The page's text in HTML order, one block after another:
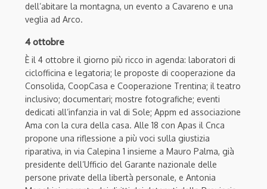
dell’abitare la montagna, un evento a Cavareno e una
veglia ad Arco.
4 ottobre
È il 4 ottobre il giorno più ricco in agenda: laboratori di
ciclofficina e legatoria; le proposte di cooperazione da
Consolida, CoopCasa e Cooperazione Trentina; il teatro
inclusivo; documentari; mostre fotografiche; eventi
dedicati all’infanzia in val di Sole; Appm ed associazione
Ama con la cura della casa. Alle 18 con Apas il Cnca
propone una riflessione a più voci sulla giustizia
riparativa, in via Calepina 1 insieme a Mauro Palma, già
presidente dell’Ufficio del Garante nazionale delle
persone private della libertà personale, e Antonia